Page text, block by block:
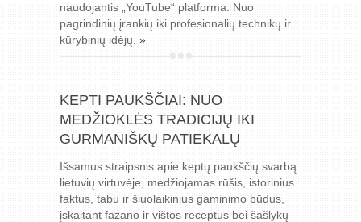
naudojantis „YouTube“ platforma. Nuo
pagrindinių įrankių iki profesionalių technikų ir
kūrybinių idėjų. »
KEPTI PAUKŠČIAI: NUO
MEDŽIOKLĖS TRADICIJŲ IKI
GURMANIŠKŲ PATIEKALŲ
Išsamus straipsnis apie keptų paukščių svarbą
lietuvių virtuvėje, medžiojamas rūšis, istorinius
faktus, tabu ir šiuolaikinius gaminimo būdus,
įskaitant fazano ir vištos receptus bei šašlykų